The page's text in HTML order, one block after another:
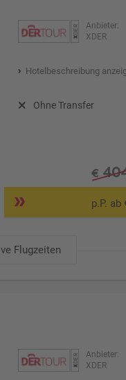
Anbieter:
XDER
Hotelbeschreibung
Ohne Transfer
€
p.P. ab
Flugzeiten
Anbieter:
XDER